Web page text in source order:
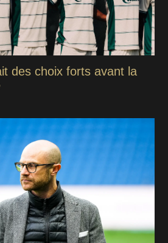
des choix forts avant la